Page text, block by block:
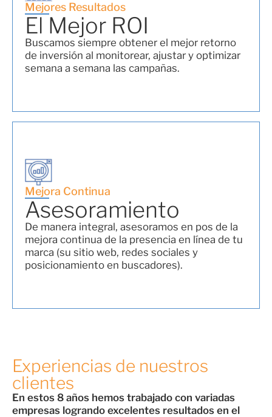
Mejores Resultados
El Mejor ROI
Buscamos siempre obtener el mejor retorno
de inversión al monitorear, ajustar y optimizar
semana a semana las campañas.
Mejora Continua
Asesoramiento
De manera integral, asesoramos en pos de la
mejora continua de la presencia en línea de tu
marca (su sitio web, redes sociales y
posicionamiento en buscadores).
Experiencias de nuestros
clientes
En estos 8 años hemos trabajado con variadas
empresas logrando excelentes resultados en el